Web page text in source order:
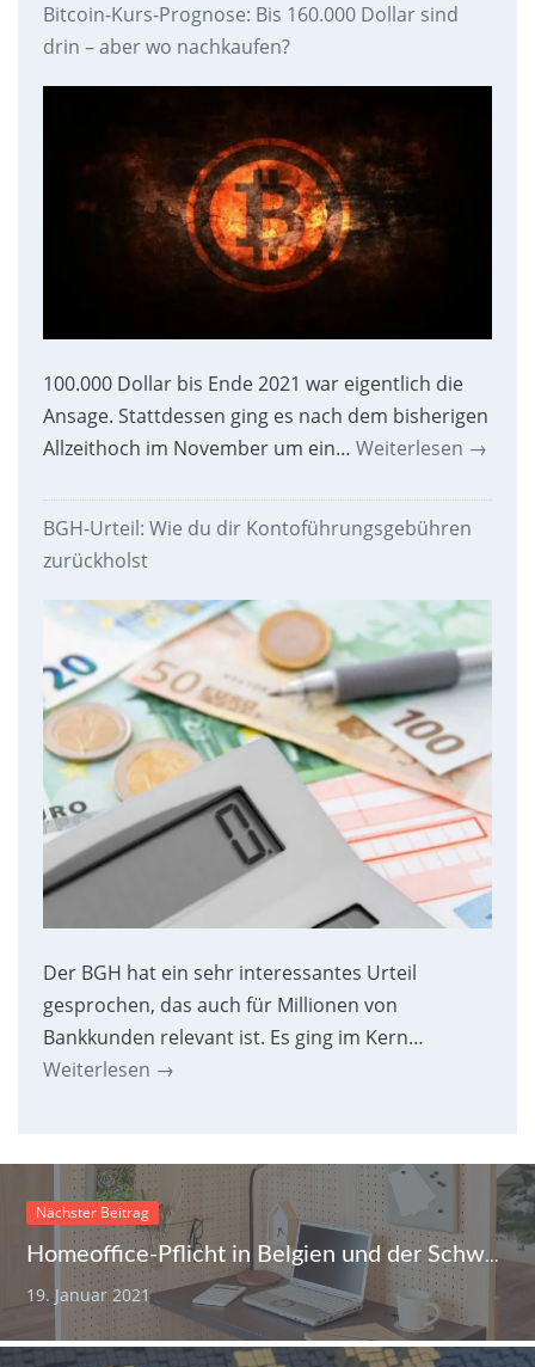
Bitcoin-Kurs-Prognose: Bis 160.000 Dollar sind
drin – aber wo nachkaufen?
100.000 Dollar bis Ende 2021 war eigentlich die
Ansage. Stattdessen ging es nach dem bisherigen
Allzeithoch im November um ein… Weiterlesen →
BGH-Urteil: Wie du dir Kontoführungsgebühren
zurückholst
Der BGH hat ein sehr interessantes Urteil
gesprochen, das auch für Millionen von
Bankkunden relevant ist. Es ging im Kern…
Weiterlesen →
Nächster Beitrag
Homeoffice-Pflicht in Belgien und der Schweiz – zieht Deutschland nach?
19. Januar 2021